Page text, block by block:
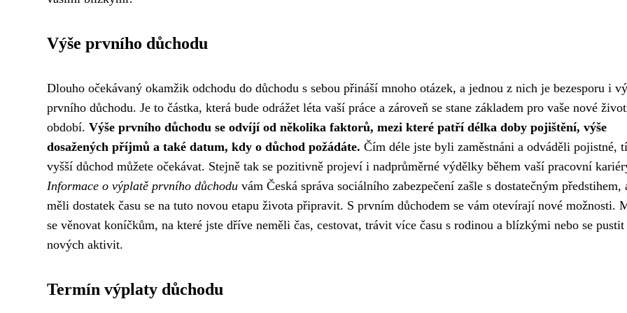
Výše prvního důchodu
Dlouho očekávaný okamžik odchodu do důchodu s sebou přináší mnoho otázek, a jednou z nich je bezesporu i
prvního důchodu. Je to částka, která bude odrážet léta vaší práce a zároveň se stane základem pro vaše nové
období. Výše prvního důchodu se odvíjí od několika faktorů, mezi které patří délka doby pojištění, výše
dosažených příjmů a také datum, kdy o důchod požádáte. Čím déle jste byli zaměstnáni a odváděli pojistné,
vyšší důchod můžete očekávat. Stejně tak se pozitivně projeví i nadprůměrné výdělky během vaší pracovní
Informace o výplatě prvního důchodu vám Česká správa sociálního zabezpečení zašle s dostatečným předstihem,
měli dostatek času se na tuto novou etapu života připravit. S prvním důchodem se vám otevírají nové možnosti.
se věnovat koníčkům, na které jste dříve neměli čas, cestovat, trávit více času s rodinou a blízkými nebo se pustit
nových aktivit.
Termín výplaty důchodu